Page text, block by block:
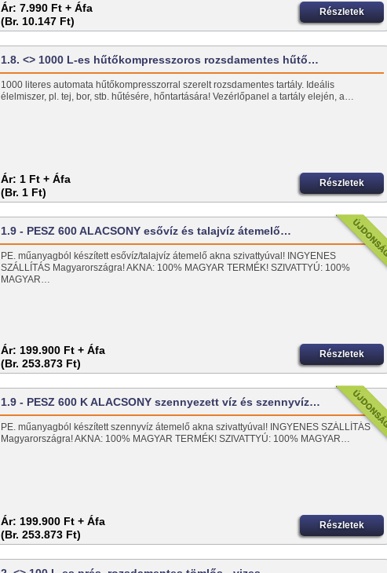
Ár: 7.990 Ft + Áfa
(Br. 10.147 Ft)
Részletek
1.8. <> 1000 L-es hűtőkompresszoros rozsdamentes hűtő…
1000 literes automata hűtőkompresszorral szerelt rozsdamentes tartály. Ideális
élelmiszer, pl. tej, bor, stb. hűtésére, hőntartására! Vezérlőpanel a tartály elején, a…
Ár: 1 Ft + Áfa
(Br. 1 Ft)
Részletek
1.9 - PESZ 600 ALACSONY esővíz és talajvíz átemelő…
PE. műanyagból készített esővíz/talajvíz átemelő akna szivattyúval! INGYENES
SZÁLLÍTÁS Magyarországra! AKNA: 100% MAGYAR TERMÉK! SZIVATTYÚ: 100%
MAGYAR…
Ár: 199.900 Ft + Áfa
(Br. 253.873 Ft)
Részletek
1.9 - PESZ 600 K ALACSONY szennyezett víz és szennyvíz…
PE. műanyagból készített szennyvíz átemelő akna szivattyúval! INGYENES SZÁLLÍTÁS
Magyarországra! AKNA: 100% MAGYAR TERMÉK! SZIVATTYÚ: 100% MAGYAR…
Ár: 199.900 Ft + Áfa
(Br. 253.873 Ft)
Részletek